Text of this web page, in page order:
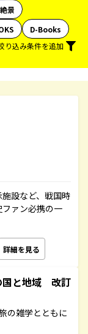
景
D-Books
り込み条件を追加
設など、戦国時
ァン必携の一
詳細を見る
と地域 改訂
の雑学とともに